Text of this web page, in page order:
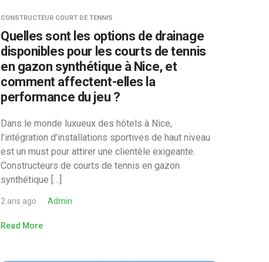
CONSTRUCTEUR COURT DE TENNIS
Quelles sont les options de drainage
disponibles pour les courts de tennis
en gazon synthétique à Nice, et
comment affectent-elles la
performance du jeu ?
Dans le monde luxueux des hôtels à Nice,
l’intégration d’installations sportives de haut niveau
est un must pour attirer une clientèle exigeante.
Constructeurs de courts de tennis en gazon
synthétique […]
2 ans ago Admin
Read More